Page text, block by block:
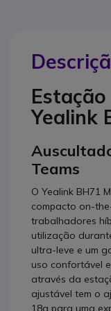
Yealink
Teams
O Yealink BH71
compacto on-
trabalhadores
utilização
ultra-leve e um
uso confortável
através da
ajustável tem o
18g para uma